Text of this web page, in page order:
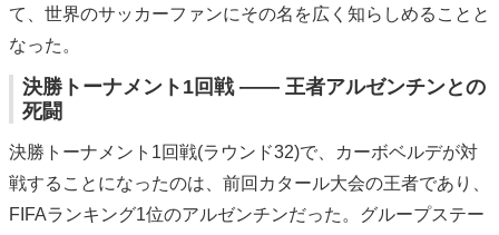
て、世界のサッカーファンにその名を広く知らしめることと
なった。
決勝トーナメント1回戦 ―― 王者アルゼンチンとの
死闘
決勝トーナメント1回戦(ラウンド32)で、カーボベルデが対
戦することになったのは、前回カタール大会の王者であり、
FIFAランキング1位のアルゼンチンだった。グループステー